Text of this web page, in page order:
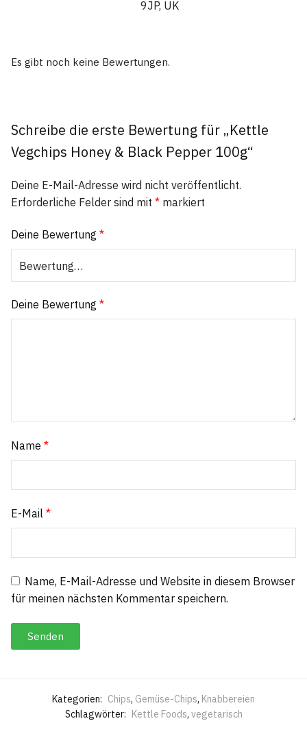
9JP, UK
Es gibt noch keine Bewertungen.
Schreibe die erste Bewertung für „Kettle
Vegchips Honey & Black Pepper 100g“
Deine E-Mail-Adresse wird nicht veröffentlicht.
Erforderliche Felder sind mit * markiert
Deine Bewertung *
Deine Bewertung *
Name *
E-Mail *
Name, E-Mail-Adresse und Website in diesem Browser
für meinen nächsten Kommentar speichern.
Kategorien: Chips, Gemüse-Chips, Knabbereien
Schlagwörter: Kettle Foods, vegetarisch